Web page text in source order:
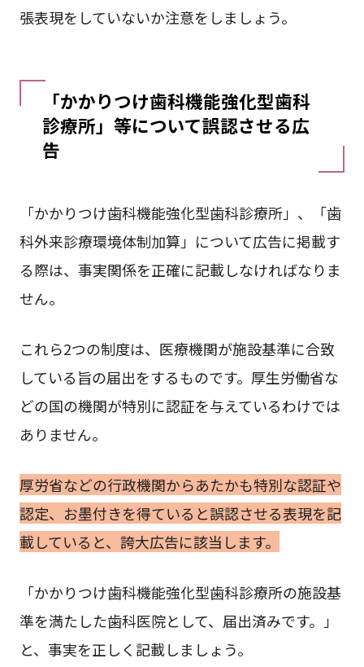
張表現をしていないか注意をしましょう。
「かかりつけ歯科機能強化型歯科
診療所」等について誤認させる広
告
「かかりつけ歯科機能強化型歯科診療所」、「歯
科外来診療環境体制加算」について広告に掲載す
る際は、事実関係を正確に記載しなければなりま
せん。
これら2つの制度は、医療機関が施設基準に合致
している旨の届出をするものです。厚生労働省な
どの国の機関が特別に認証を与えているわけでは
ありません。
厚労省などの行政機関からあたかも特別な認証や
認定、お墨付きを得ていると誤認させる表現を記
載していると、誇大広告に該当します。
「かかりつけ歯科機能強化型歯科診療所の施設基
準を満たした歯科医院として、届出済みです。」
と、事実を正しく記載しましょう。